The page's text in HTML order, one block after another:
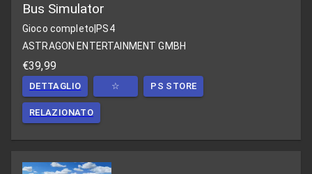
Bus Simulator
Gioco completo PS4
ASTRAGON ENTERTAINMENT GMBH
€39,99
DETTAGLIO ☆ PS STORE
RELAZIONATO